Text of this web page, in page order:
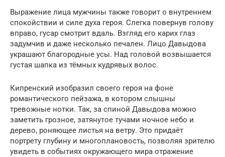
Выражение лица мужчины также говорит о внутреннем
спокойствии и силе духа героя. Слегка повернув голову
вправо, гусар смотрит вдаль. Взгляд его карих глаз
задумчив и даже несколько печален. Лицо Давыдова
украшают благородные усы. Над головой возвышается
густая шапка из тёмных кудрявых волос.
Кипренский изобразил своего героя на фоне
романтического пейзажа, в котором слышны
тревожные нотки. Так, за спиной Давыдова можно
заметить грозное, затянутое тучами ночное небо и
дерево, роняющее листья на ветру. Это придаёт
портрету глубину и многоплановость, позволяя зрителю
увидеть в событиях окружающего мира отражение